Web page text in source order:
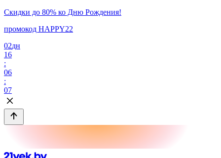
Скидки до 80% ко Дню Рождения!
промокод HAPPY22
02дн
16
:
06
:
07